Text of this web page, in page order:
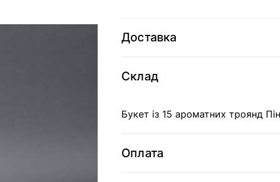
Доставка
Склад
Букет із 15 ароматних троянд
Оплата